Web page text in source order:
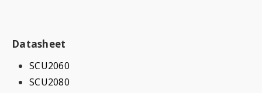
Datasheet
SCU2060
SCU2080